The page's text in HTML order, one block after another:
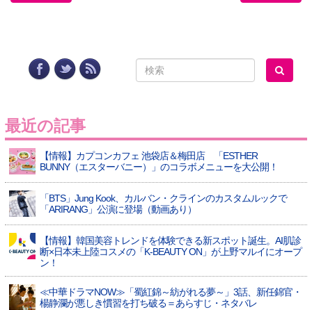
最近の記事
【情報】カプコンカフェ 池袋店＆梅田店 「ESTHER
BUNNY（エスターバニー）」のコラボメニューを大公開！
「BTS」Jung Kook、カルバン・クラインのカスタムルックで
「ARIRANG」公演に登場（動画あり）
【情報】韓国美容トレンドを体験できる新スポット誕生。AI肌診
断×日本未上陸コスメの「K-BEAUTY ON」が上野マルイにオープ
ン！
≪中華ドラマNOW≫「蜀紅錦～紡がれる夢～」3話、新任錦官・
楊静瀾が悪しき慣習を打ち破る＝あらすじ・ネタバレ